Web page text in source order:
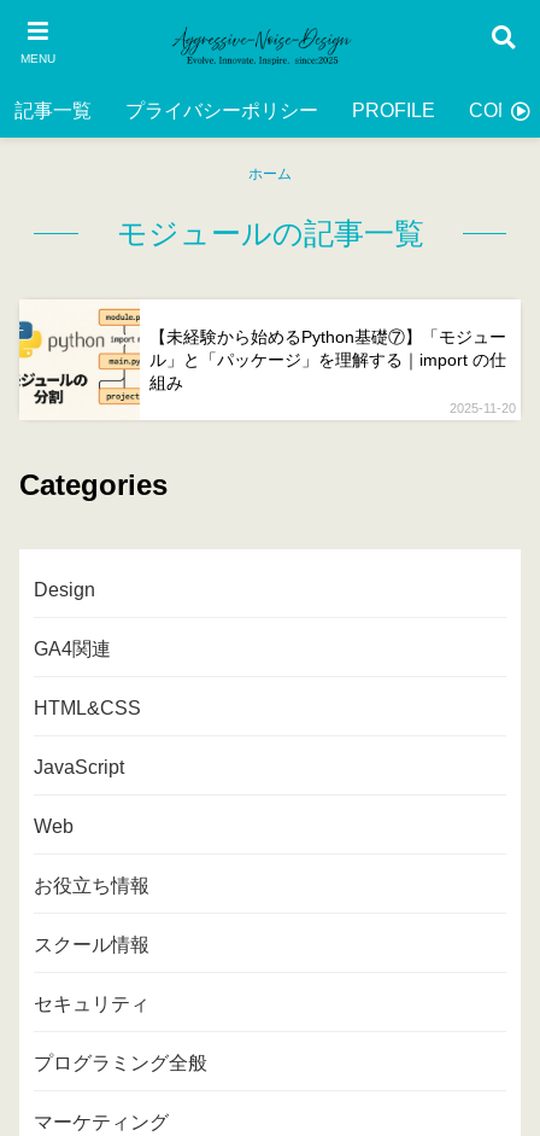
MENU
記事一覧 プライバシーポリシー PROFILE
ホーム
モジュールの記事一覧
2025-11-20
【未経験から始めるPython基礎⑦】「モジュー
ル」と「パッケージ」を理解する｜import の仕
組み
Categories
Design
GA4関連
HTML&CSS
JavaScript
Web
お役立ち情報
スクール情報
セキュリティ
プログラミング全般
マーケティング